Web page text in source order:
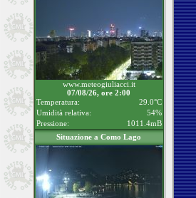
www.meteogiuliacci.it
07/08/26, ore 2:00
Temperatura:
29.0°C
Umidità relativa:
54%
Pressione:
1011.4mB
Situazione a Como Lago